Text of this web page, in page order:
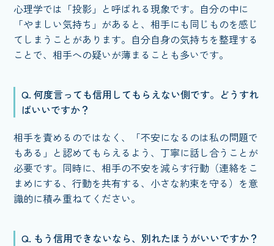
心理学では「投影」と呼ばれる現象です。自分の中に
「やましい気持ち」があると、相手にも同じものを感じ
てしまうことがあります。自分自身の気持ちを整理する
ことで、相手への疑いが薄まることも多いです。
Q. 何度言っても信用してもらえない側です。どうすれ
ばいいですか？
相手を責めるのではなく、「不安になるのは私の問題で
もある」と認めてもらえるよう、丁寧に話し合うことが
必要です。同時に、相手の不安を減らす行動（連絡をこ
まめにする、行動を共有する、小さな約束を守る）を意
識的に積み重ねてください。
Q. もう信用できないなら、別れたほうがいいですか？